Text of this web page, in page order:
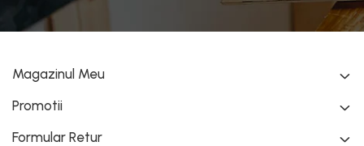
Magazinul Meu
Promotii
Formular Retur